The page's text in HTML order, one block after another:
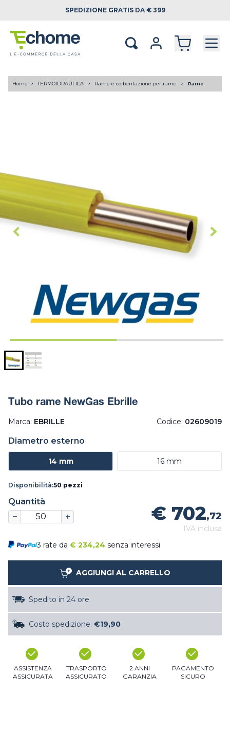
SPEDIZIONE GRATIS DA € 399
Home TERMOIDRAULICA Rame e coibentazione per rame Rame
Tubo rame NewGas Ebrille
Marca: EBRILLE Codice: 02609019
Diametro esterno
14 mm 16 mm
Disponibilità:50 pezzi
Quantità
€ 702,72
IVA inclusa
3 rate da € 234,24 senza interessi
AGGIUNGI AL CARRELLO
Spedito in 24 ore
Costo spedizione: €19,90
ASSISTENZA
ASSICURATA
TRASPORTO
ASSICURATO
2 ANNI
GARANZIA
PAGAMENTO
SICURO